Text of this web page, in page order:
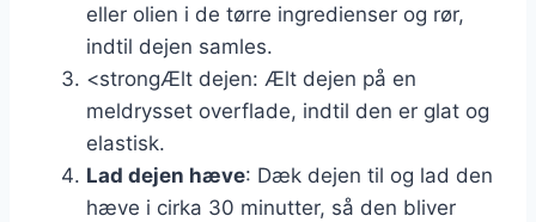
eller olien i de tørre ingredienser og rør,
indtil dejen samles.
<strongÆlt dejen: Ælt dejen på en
meldrysset overflade, indtil den er glat og
elastisk.
Lad dejen hæve: Dæk dejen til og lad den
hæve i cirka 30 minutter, så den bliver